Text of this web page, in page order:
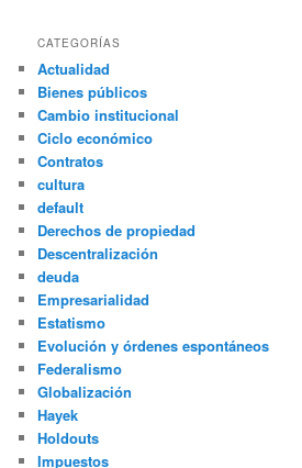
CATEGORÍAS
Actualidad
Bienes públicos
Cambio institucional
Ciclo económico
Contratos
cultura
default
Derechos de propiedad
Descentralización
deuda
Empresarialidad
Estatismo
Evolución y órdenes espontáneos
Federalismo
Globalización
Hayek
Holdouts
Impuestos